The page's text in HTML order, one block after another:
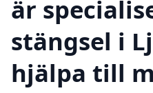
är
stängsel i
hjälpa till